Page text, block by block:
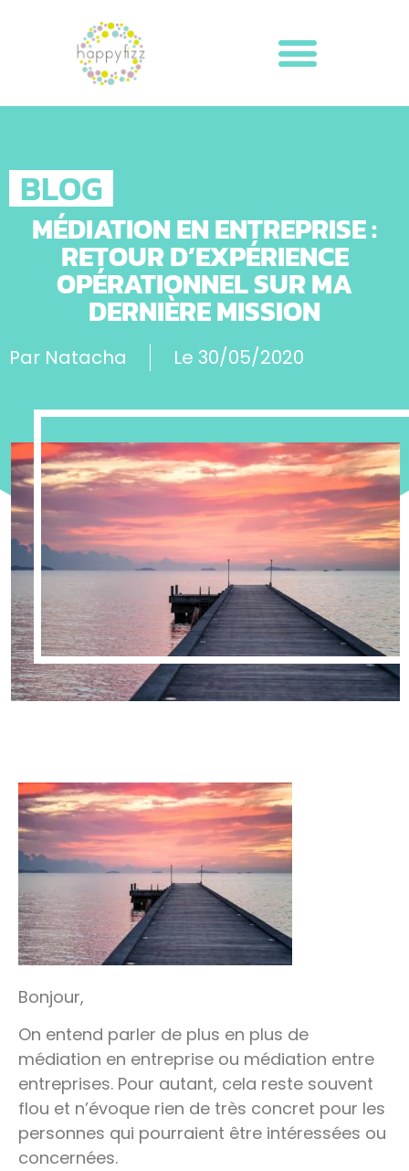
BLOG
MÉDIATION EN ENTREPRISE :
RETOUR D’EXPÉRIENCE
OPÉRATIONNEL SUR MA
DERNIÈRE MISSION
Par Natacha Le 30/05/2020
Bonjour,
On entend parler de plus en plus de
médiation en entreprise ou médiation entre
entreprises. Pour autant, cela reste souvent
flou et n’évoque rien de très concret pour les
personnes qui pourraient être intéressées ou
concernées.